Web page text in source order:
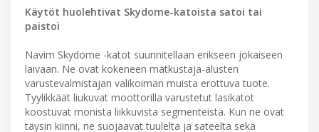
Käytöt huolehtivat Skydome-katoista satoi tai
paistoi
Navim Skydome -katot suunnitellaan erikseen jokaiseen
laivaan. Ne ovat kokeneen matkustaja-alusten
varustevalmistajan valikoiman muista erottuva tuote.
Tyylikkäät liukuvat moottorilla varustetut lasikatot
koostuvat monista liikkuvista segmenteistä. Kun ne ovat
täysin kiinni, ne suojaavat tuulelta ja sateelta sekä